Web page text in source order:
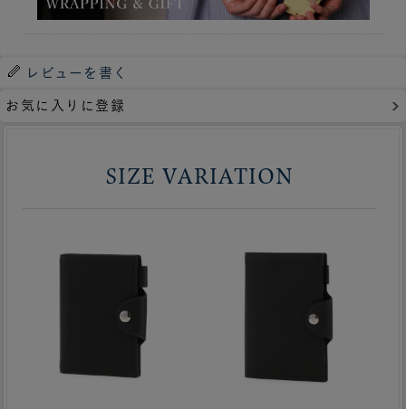
レビューを書く
お気に入りに登録
SIZE VARIATION